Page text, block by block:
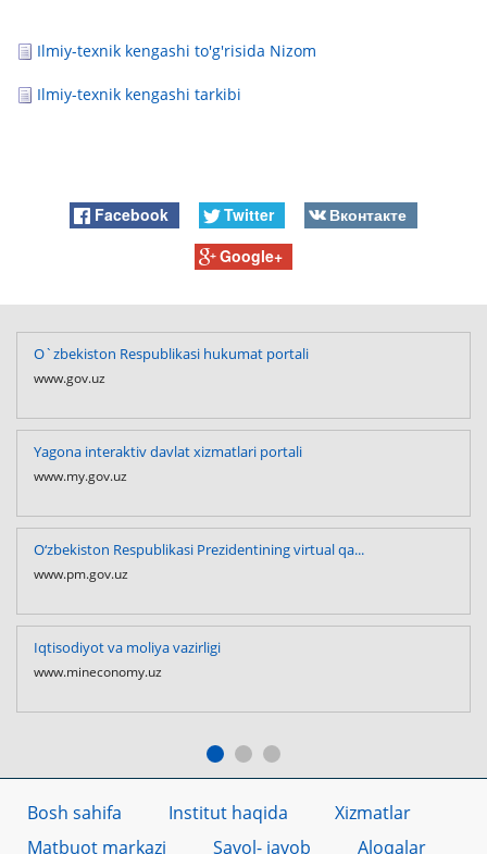
Ilmiy-texnik kengashi to'g'risida Nizom
Ilmiy-texnik kengashi tarkibi
Facebook Twitter
Вконтакте
Google+
O`zbekiston Respublikasi hukumat portali
www.gov.uz
Yagona interaktiv davlat xizmatlari portali
www.my.gov.uz
O‘zbekiston Respublikasi Prezidentining virtual qa...
www.pm.gov.uz
Iqtisodiyot va moliya vazirligi
www.mineconomy.uz
Bosh sahifa Institut haqida
Xizmatlar
Matbuot markazi
Savol- javob Aloqalar